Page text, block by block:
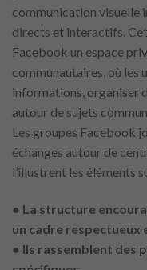
communication visuelle
directs et interactifs.
Facebook un espace
communautaires, où les
informations, organiser
autour de sujets
Les groupes Facebook
échanges autour de
l’illustrent les éléments
● La structure
un cadre respectueux
● Ils rassemblent des